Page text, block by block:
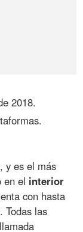
2018.
y es el más
en el interior
con hasta
Todas las